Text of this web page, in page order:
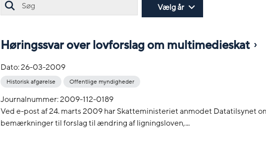
Vælg år
Høringssvar over lovforslag om multimedieskat
Dato:26-03-2009
Historisk afgørelse Offentlige myndigheder
Journalnummer: 2009-112-0189
Ved e-post af 24. marts 2009 har Skatteministeriet anmodet Datatilsynet
bemærkninger til forslag til ændring af ligningsloven,...